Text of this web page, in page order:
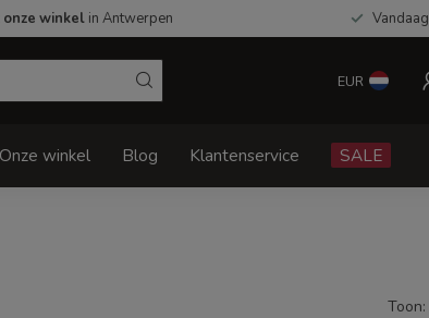
onze winkel in Antwerpen
EUR
Onze winkel Blog Klantenservice SALE
Toon: